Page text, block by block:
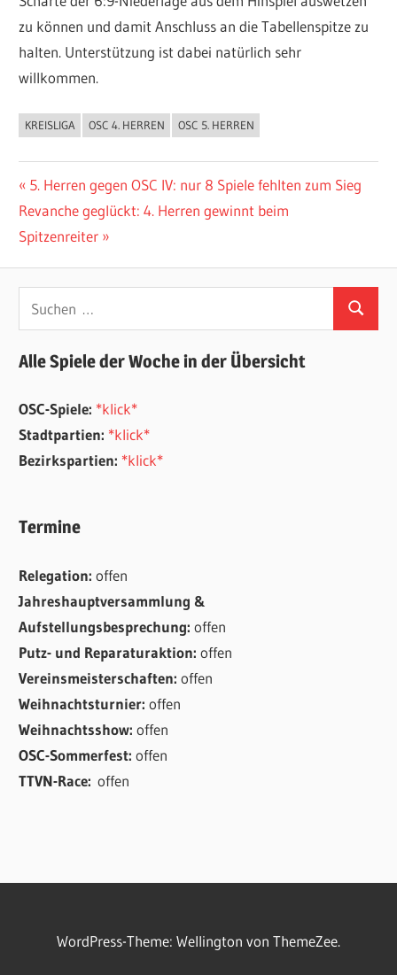
zu können und damit Anschluss an die Tabellenspitze zu
halten. Unterstützung ist dabei natürlich sehr
willkommen.
ALLGEMEIN
KREISLIGA OSC 4. HERREN OSC 5. HERREN
Beitragsnavigation
Vorheriger
Beitrag:
5. Herren gegen OSC IV: nur 8 Spiele fehlten zum Sieg
Nächster
Beitrag:
Revanche geglückt: 4. Herren gewinnt beim
Spitzenreiter
Suchen
Alle Spiele der Woche in der Übersicht
OSC-Spiele: *klick*
Stadtpartien: *klick*
Bezirkspartien: *klick*
Termine
Relegation:offen
Jahreshauptversammlung &
Aufstellungsbesprechung:offen
Putz- und Reparaturaktion:offen
Vereinsmeisterschaften:offen
Weihnachtsturnier:offen
Weihnachtsshow:offen
OSC-Sommerfest:offen
TTVN-Race:offen
WordPress-Theme: Wellington von ThemeZee.